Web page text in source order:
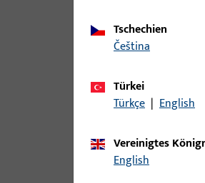
B-78430-
Tschechien
čeština
Türkei
Türkçe | English
Vereinigtes
English